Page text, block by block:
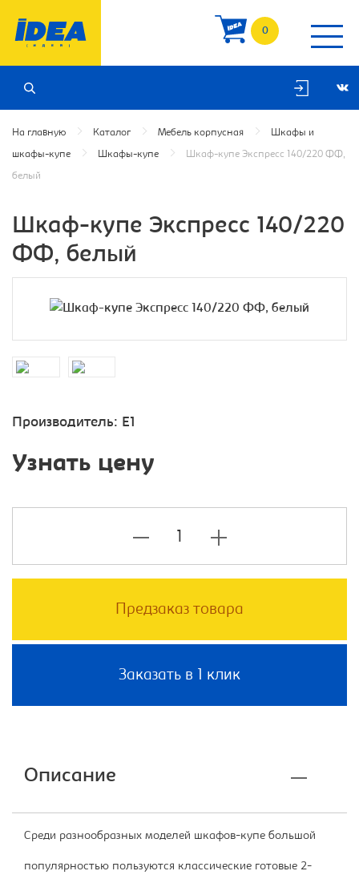
0
На главную Каталог Мебель корпусная Шкафы и
шкафы-купе Шкафы-купе Шкаф-купе Экспресс 140/220 ФФ,
белый
Шкаф-купе Экспресс 140/220
ФФ, белый
Производитель: E1
Узнать цену
Предзаказ товара
Заказать в 1 клик
Описание
Среди разнообразных моделей шкафов-купе большой
популярностью пользуются классические готовые 2-